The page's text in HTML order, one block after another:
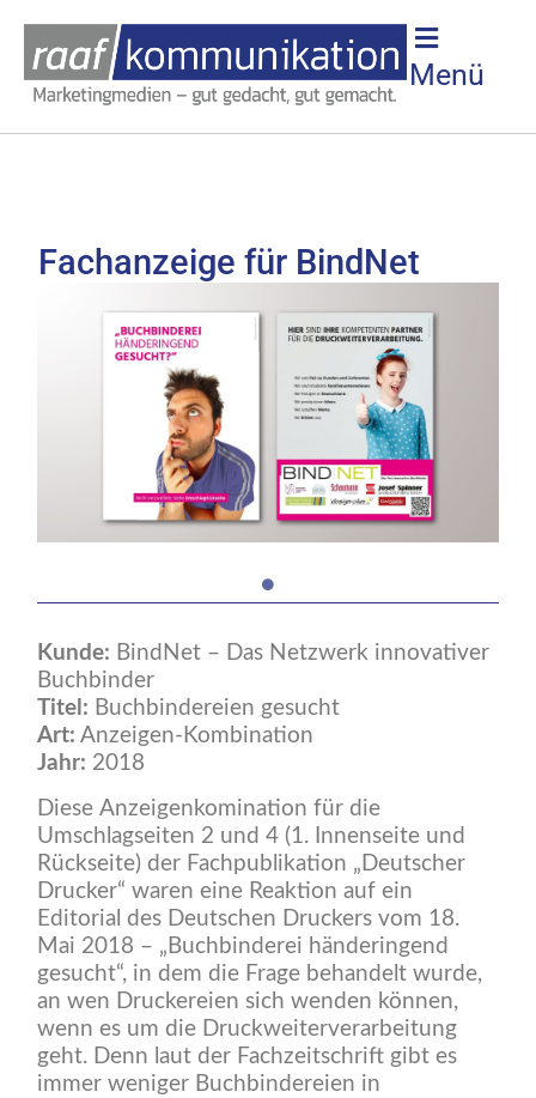
Menü
Fachanzeige für BindNet
Diese Anzeigenkomination für die
Umschlagseiten 2 und 4 (1. Innenseite und
Rückseite) der Fachpublikation „Deutscher
Drucker“ waren eine Reaktion auf ein
Editorial des Deutschen Druckers vom 18.
Mai 2018 – „Buchbinderei händeringend
gesucht“, in dem die Frage behandelt wurde,
an wen Druckereien sich wenden können,
wenn es um die Druckweiterverarbeitung
geht. Denn laut der Fachzeitschrift gibt es
immer weniger Buchbindereien in
Kunde: BindNet – Das Netzwerk innovativer
Buchbinder
Titel: Buchbindereien gesucht
Art: Anzeigen-Kombination
Jahr: 2018